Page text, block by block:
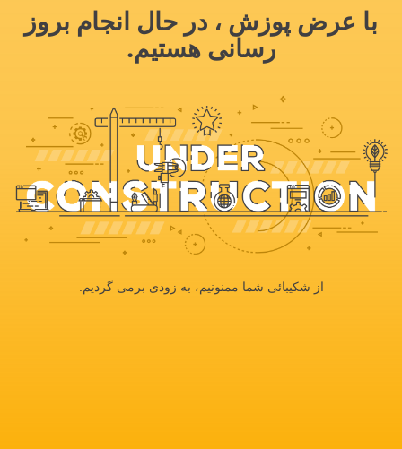
با عرض پوزش ، در حال انجام بروز
رسانی هستیم.
از شکیبائی شما ممنونیم، به زودی برمی گردیم.